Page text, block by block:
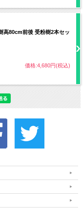
カイガラムシ、ハ
高80cm前後 受粉樹2本セッ
価格:4,680円(税込)